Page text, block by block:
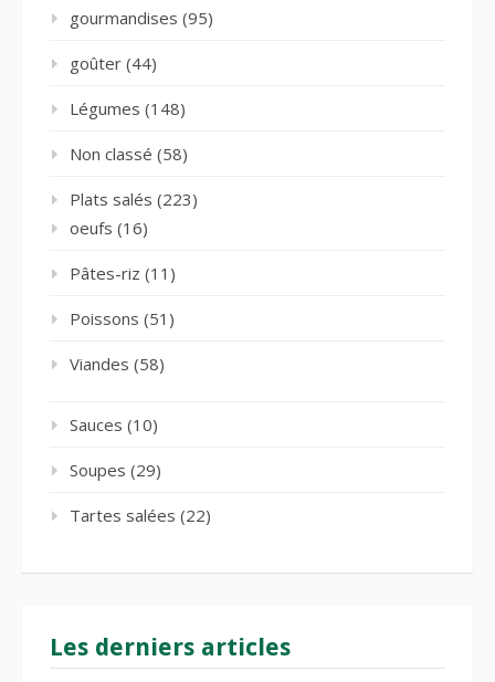
gourmandises (95)
goûter (44)
Légumes (148)
Non classé (58)
Plats salés (223)
oeufs (16)
Pâtes-riz (11)
Poissons (51)
Viandes (58)
Sauces (10)
Soupes (29)
Tartes salées (22)
Les derniers articles